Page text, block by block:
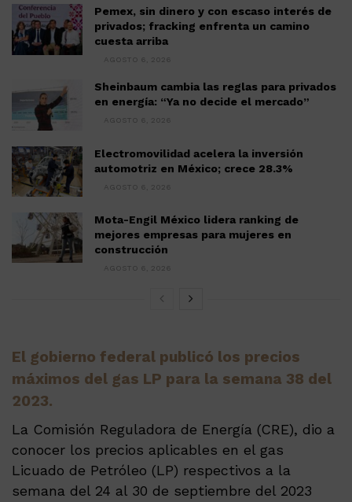
Pemex, sin dinero y con escaso interés de
privados; fracking enfrenta un camino
cuesta arriba
AGOSTO 6, 2026
Sheinbaum cambia las reglas para privados
en energía: “Ya no decide el mercado”
AGOSTO 6, 2026
Electromovilidad acelera la inversión
automotriz en México; crece 28.3%
AGOSTO 6, 2026
Mota-Engil México lidera ranking de
mejores empresas para mujeres en
construcción
AGOSTO 6, 2026
El gobierno federal publicó los precios
máximos del gas LP para la semana 38 del
2023.
La Comisión Reguladora de Energía (CRE), dio a
conocer los precios aplicables en el gas
Licuado de Petróleo (LP) respectivos a la
semana del 24 al 30 de septiembre del 2023